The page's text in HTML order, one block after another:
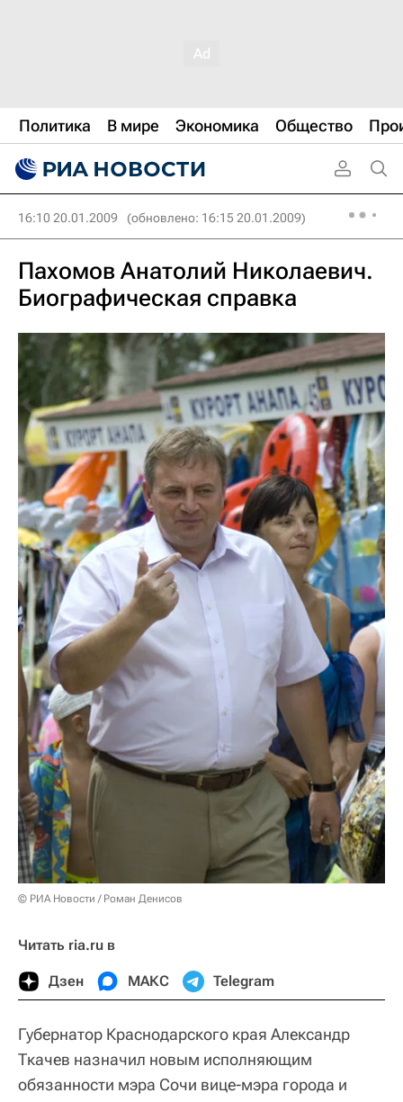
Политика В мире Экономика Общество
16:10 20.01.2009 (обновлено: 16:15 20.01.2009)
Пахомов Анатолий Николаевич.
Биографическая справка
© РИА Новости / Роман Денисов
Читать ria.ru в
Дзен МАКС Telegram
Губернатор Краснодарского края Александр
Ткачев назначил новым исполняющим
обязанности мэра Сочи вице-мэра города и